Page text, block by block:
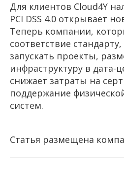
Для клиентов Cloud4Y
PCI DSS 4.0 открывает
Теперь компании,
соответствие
запускать проекты,
инфраструктуру в дата-
снижает затраты на
поддержание
систем.
Статья размещена